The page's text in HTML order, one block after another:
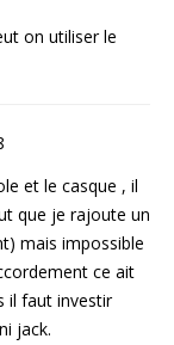
on utiliser le
et le casque , il
que je rajoute un
mais impossible
ce ait
il faut investir
jack.